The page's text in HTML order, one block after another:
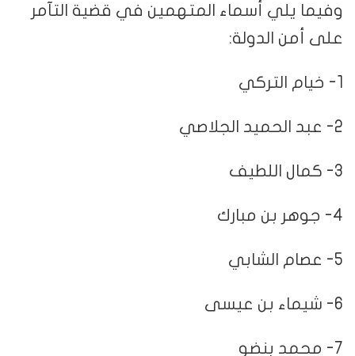
وفيما يلي أسماء المتهمين في قضية التآمر
على أمن الدولة:
1- خيام التركي
2- عبد الحميد الجلاصي
3- كمال اللطيف
4- جوهر بن مبارك
5- عصام الشابي
6- شيماء بن عيسى
7- محمد بنضو